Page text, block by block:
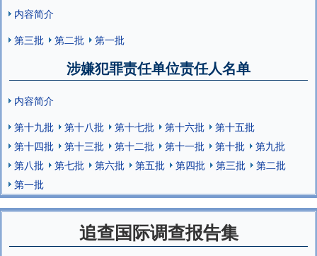
内容简介
第三批
第二批 第一批
涉嫌犯罪责任单位责任人名单
内容简介
第十九批
第十八批 第十七批 第十六批
第十五批
第十四批
第十三批 第十二批 第十一批 第十批
第九批
第八批
第七批 第六批 第五批 第四批 第三批
第二批
第一批
追查国际调查报告集